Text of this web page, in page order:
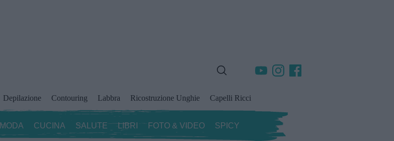
Depilazione Contouring Labbra Ricostruzione Unghie Capelli Ricci
MODA CUCINA SALUTE LIBRI FOTO & VIDEO SPICY